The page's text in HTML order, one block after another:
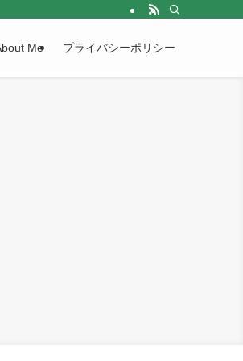
Me プライバシーポリシー